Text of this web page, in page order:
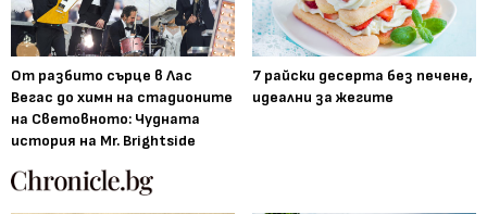
От разбито сърце в Лас
Вегас до химн на стадионите
на Световното: Чудната
история на Mr. Brightside
7 райски десерта без печене,
идеални за жегите